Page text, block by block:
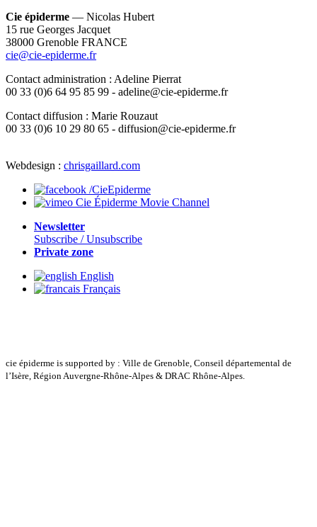
Cie épiderme — Nicolas Hubert
15 rue Georges Jacquet
38000 Grenoble FRANCE
cie@cie-epiderme.fr
Contact administration : Adeline Pierrat
00 33 (0)6 64 95 85 99 - adeline@cie-epiderme.fr
Contact diffusion : Marie Rouzaut
00 33 (0)6 10 29 80 65 - diffusion@cie-epiderme.fr
Webdesign : chrisgaillard.com
/CieEpiderme
Cie Épiderme Movie Channel
Newsletter
Subscribe / Unsubscribe
Private zone
English
Français
cie épiderme is supported by : Ville de Grenoble, Conseil départemental de
l’Isère, Région Auvergne-Rhône-Alpes & DRAC Rhône-Alpes.